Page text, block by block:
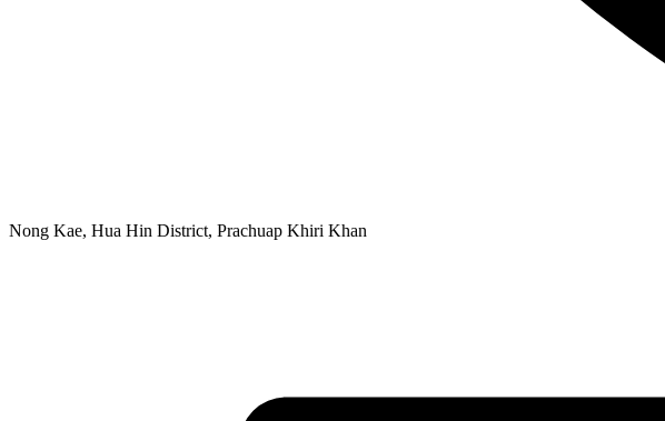
Nong Kae, Hua Hin District, Prachuap Khiri Khan